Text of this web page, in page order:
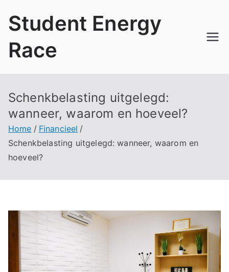
naar
inhoud
Student Energy
Race
Schenkbelasting uitgelegd:
wanneer, waarom en hoeveel?
Home
Financieel
Schenkbelasting uitgelegd: wanneer, waarom en
hoeveel?